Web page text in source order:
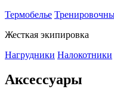
Термобелье
Жесткая экипировка
Нагрудники Налокотники
Аксессуары